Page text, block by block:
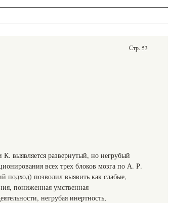
Стр. 53
выявляется развернутый, но негрубый
всех трех блоков мозга по А. Р.
подход) позволил выявить как слабые,
пониженная умственная
негрубая инертность,